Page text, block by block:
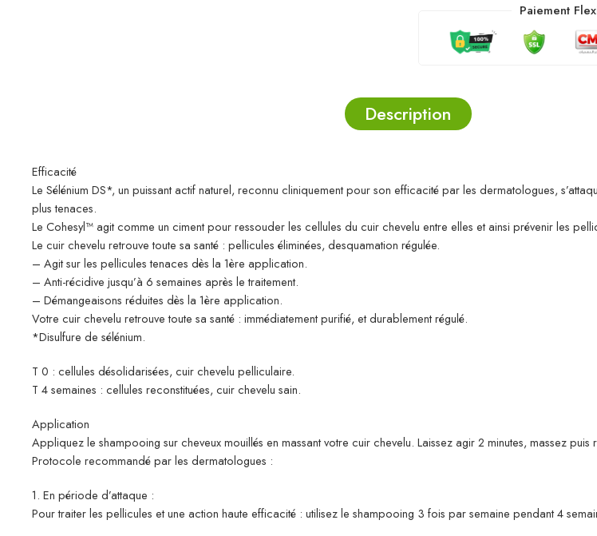
Paiement
Description
Efficacité
Le Sélénium DS*, un puissant actif naturel, reconnu cliniquement pour son efficacité par les dermatologues,
plus tenaces.
Le Cohesyl™ agit comme un ciment pour ressouder les cellules du cuir chevelu entre elles et ainsi prévenir les
Le cuir chevelu retrouve toute sa santé : pellicules éliminées, desquamation régulée.
– Agit sur les pellicules tenaces dès la 1ère application.
– Anti-récidive jusqu’à 6 semaines après le traitement.
– Démangeaisons réduites dès la 1ère application.
Votre cuir chevelu retrouve toute sa santé : immédiatement purifié, et durablement régulé.
*Disulfure de sélénium.
T 0 : cellules désolidarisées, cuir chevelu pelliculaire.
T 4 semaines : cellules reconstituées, cuir chevelu sain.
Application
Appliquez le shampooing sur cheveux mouillés en massant votre cuir chevelu. Laissez agir 2 minutes, massez puis
Protocole recommandé par les dermatologues :
1. En période d’attaque :
Pour traiter les pellicules et une action haute efficacité : utilisez le shampooing 3 fois par semaine pendant 4